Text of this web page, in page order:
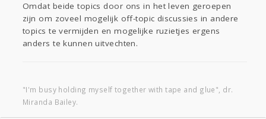
Omdat beide topics door ons in het leven geroepen
zijn om zoveel mogelijk off-topic discussies in andere
topics te vermijden en mogelijke ruzietjes ergens
anders te kunnen uitvechten.
"I'm busy holding myself together with tape and glue", dr.
Miranda Bailey.